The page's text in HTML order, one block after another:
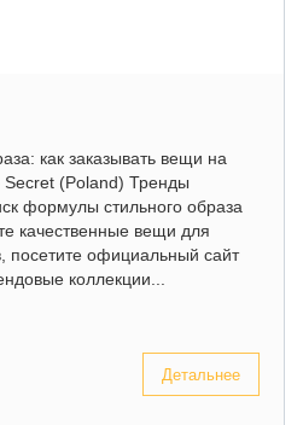
как заказывать вещи на
(Poland) Тренды
формулы стильного образа
качественные вещи для
посетите официальный сайт
коллекции...
Детальнее